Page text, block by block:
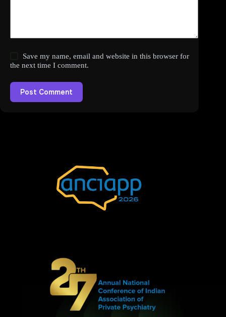
Save my name, email and website in this browser for
the next time I comment.
Post Comment